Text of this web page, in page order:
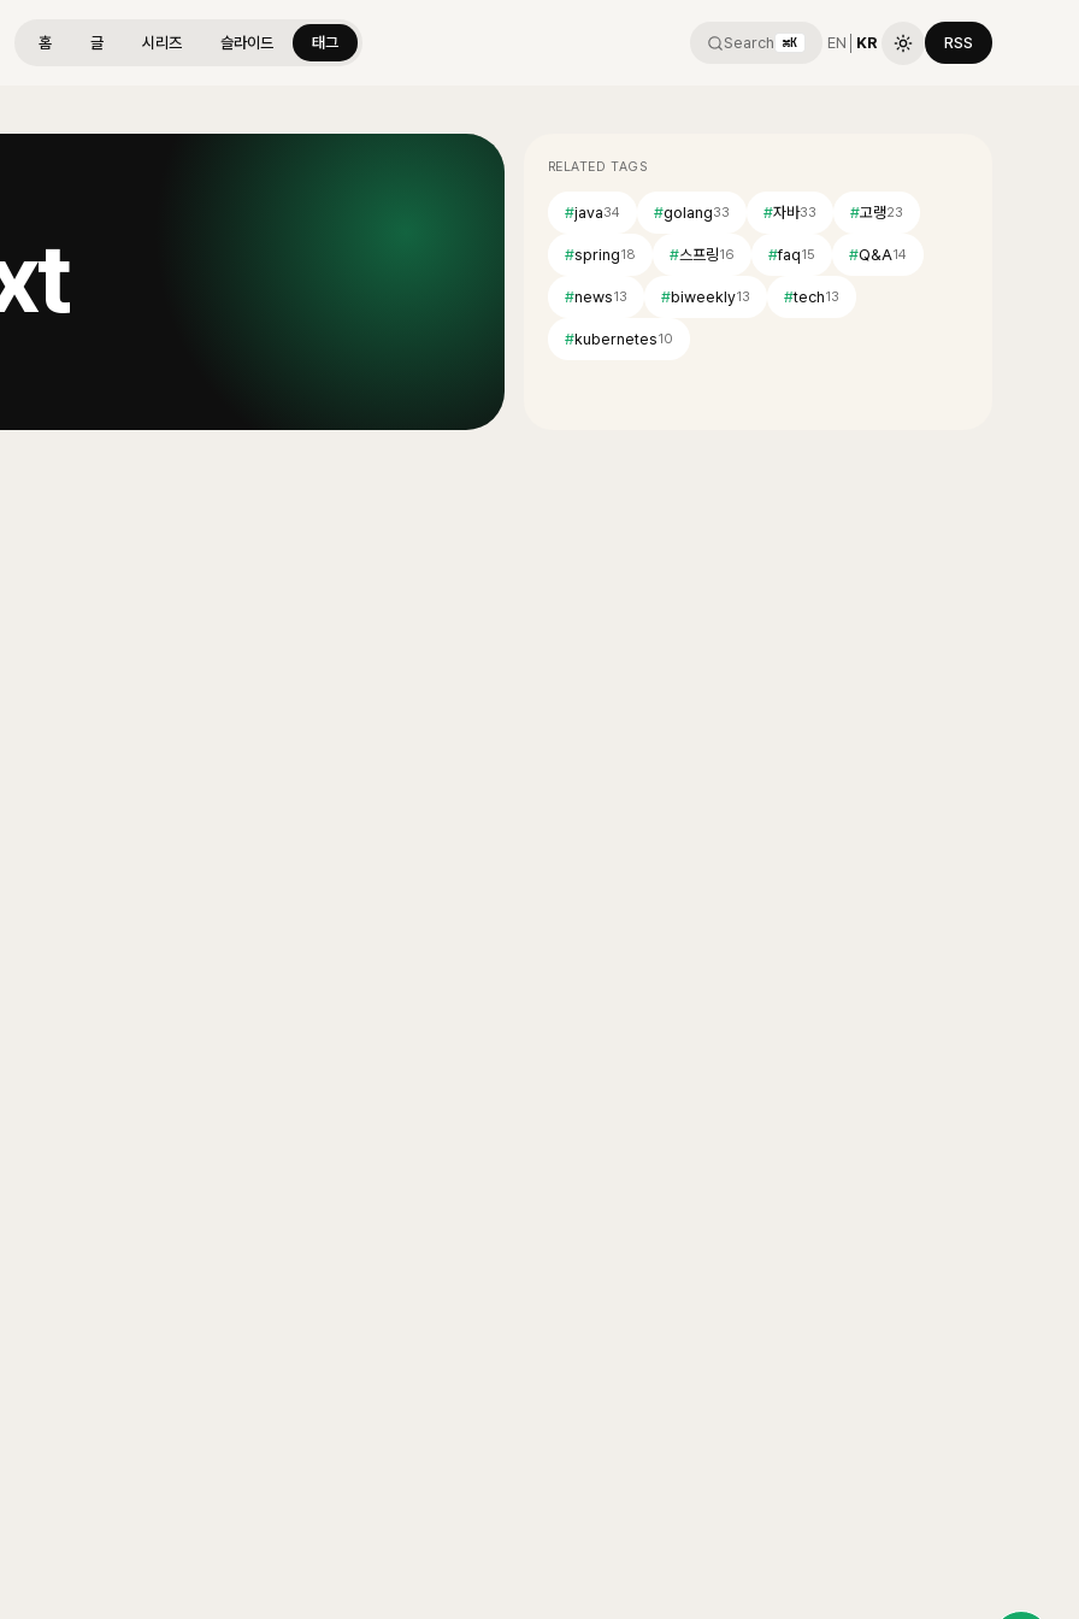
홈 글 시리즈 슬라이드 태그 Search ⌘K EN KR RSS
RELATED TAGS
#java34 #golang33 #자바33 #고랭23
#spring18 #스프링16 #faq15 #Q&A14
#news13 #biweekly13 #tech13
#kubernetes10